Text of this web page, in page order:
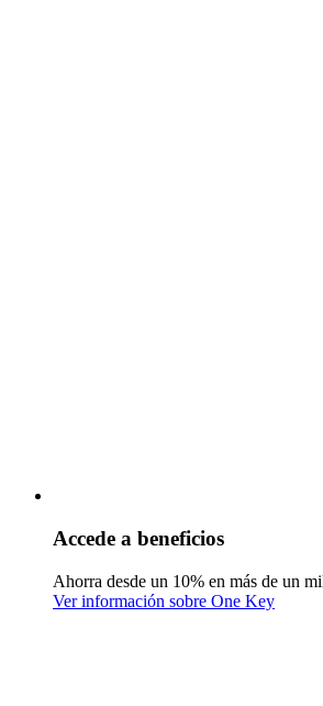
Accede a beneficios
Ahorra desde un 10% en más de un
Ver información sobre One Key